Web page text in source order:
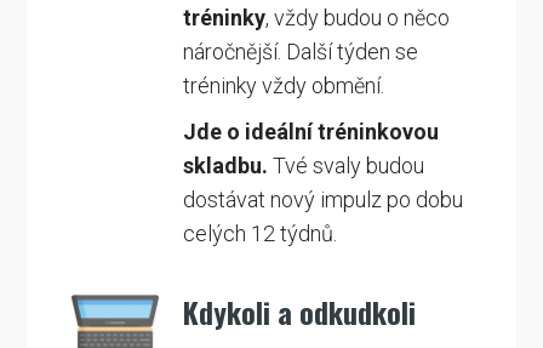
tréninky, vždy budou o něco
náročnější. Další týden se
tréninky vždy obmění.
Jde o ideální tréninkovou
skladbu. Tvé svaly budou
dostávat nový impulz po dobu
celých 12 týdnů.
Kdykoli a odkudkoli